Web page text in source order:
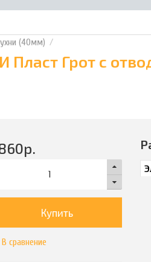
(40мм)
Грот с
р.
Купить
В сравнение